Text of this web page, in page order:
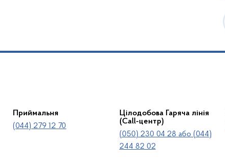
Приймальня
(044) 279 12 70
Цілодобова Гаряча лінія
(Call-центр)
(050) 230 04 28 або (044)
244 82 02